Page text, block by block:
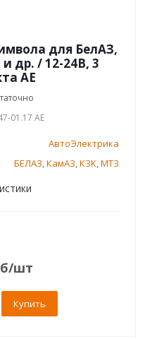
для БелАЗ,
др. / 12-24В, 3
AE
01.17 AE
АвтоЭлектрика
БЕЛАЗ,КамАЗ,КЗК,МТЗ
/шт
Купить